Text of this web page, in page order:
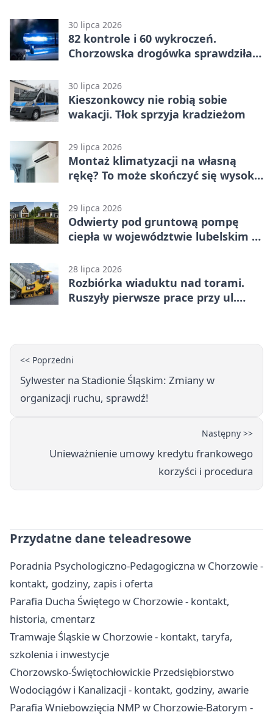
30 lipca 2026
82 kontrole i 60 wykroczeń.
Chorzowska drogówka sprawdziła
30 lipca 2026
Kieszonkowcy nie robią sobie
wakacji. Tłok sprzyja kradzieżom
29 lipca 2026
Montaż klimatyzacji na własną
rękę? To może skończyć się wysoką
29 lipca 2026
Odwierty pod gruntową pompę
ciepła w województwie lubelskim -
28 lipca 2026
Rozbiórka wiaduktu nad torami.
Ruszyły pierwsze prace przy ul.
<< Poprzedni
Sylwester na Stadionie Śląskim: Zmiany w
organizacji ruchu, sprawdź!
Następny >>
Unieważnienie umowy kredytu frankowego
korzyści i procedura
Przydatne dane teleadresowe
Poradnia Psychologiczno-Pedagogiczna w Chorzowie -
kontakt, godziny, zapis i oferta
Parafia Ducha Świętego w Chorzowie - kontakt,
historia, cmentarz
Tramwaje Śląskie w Chorzowie - kontakt, taryfa,
szkolenia i inwestycje
Chorzowsko-Świętochłowickie Przedsiębiorstwo
Wodociągów i Kanalizacji - kontakt, godziny, awarie
Parafia Wniebowzięcia NMP w Chorzowie-Batorym -